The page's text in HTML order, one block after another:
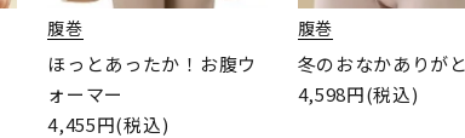
腹巻
ほっとあったか！お腹ウ
ォーマー
4,455円(税込)
腹巻
冬のおなかありが
4,598円(税込)